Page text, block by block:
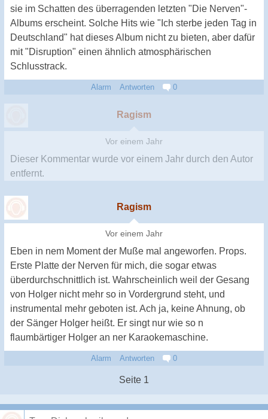
sie im Schatten des überragenden letzten "Die Nerven"-
Albums erscheint. Solche Hits wie "Ich sterbe jeden Tag in
Deutschland" hat dieses Album nicht zu bieten, aber dafür
mit "Disruption" einen ähnlich atmosphärischen
Schlusstrack.
Alarm Antworten 0
Ragism
Vor einem Jahr
Dieser Kommentar wurde vor einem Jahr durch den Autor
entfernt.
Ragism
Vor einem Jahr
Eben in nem Moment der Muße mal angeworfen. Props.
Erste Platte der Nerven für mich, die sogar etwas
überdurchschnittlich ist. Wahrscheinlich weil der Gesang
von Holger nicht mehr so in Vordergrund steht, und
instrumental mehr geboten ist. Ach ja, keine Ahnung, ob
der Sänger Holger heißt. Er singt nur wie so n
flaumbärtiger Holger an ner Karaokemaschine.
Alarm Antworten 0
Seite 1